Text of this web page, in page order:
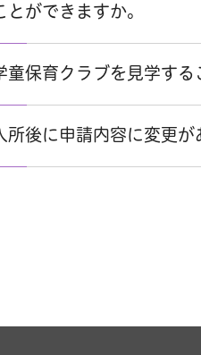
とができますか。
童保育クラブを見学する
所後に申請内容に変更が